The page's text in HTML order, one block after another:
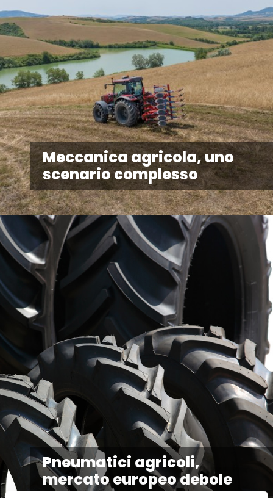
Meccanica agricola, uno
scenario complesso
Pneumatici agricoli,
mercato europeo debole